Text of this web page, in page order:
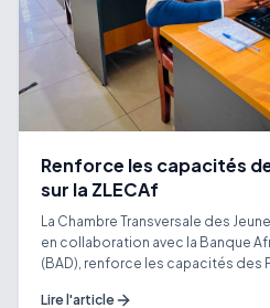
Renforce les capacités
sur la ZLECAf
La Chambre Transversale des
en collaboration avec la Banque
(BAD), renforce les capacités des
Lire l'article